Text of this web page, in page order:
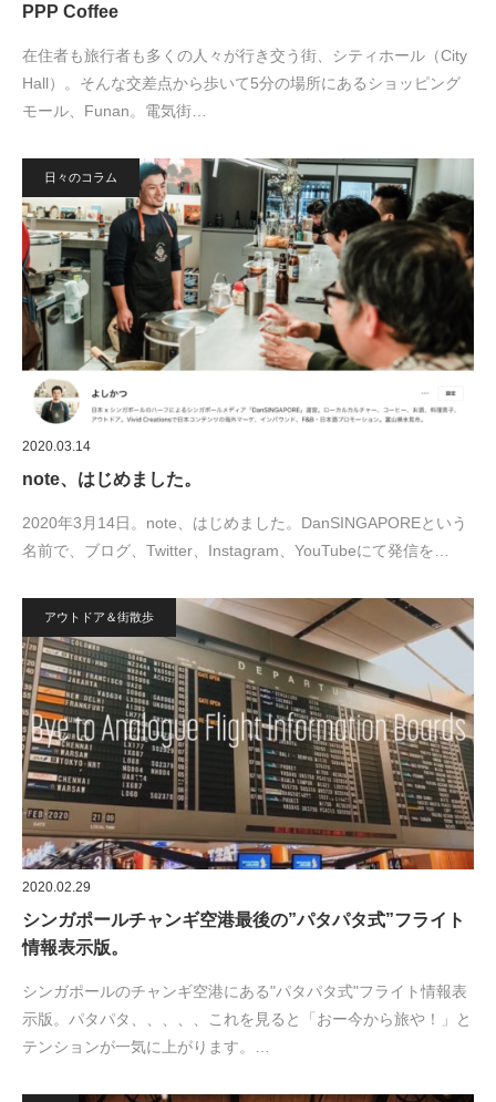
PPP Coffee
在住者も旅行者も多くの人々が行き交う街、シティホール（City
Hall）。そんな交差点から歩いて5分の場所にあるショッピング
モール、Funan。電気街…
日々のコラム
2020.03.14
note、はじめました。
2020年3月14日。note、はじめました。DanSINGAPOREという
名前で、ブログ、Twitter、Instagram、YouTubeにて発信を…
アウトドア＆街散歩
2020.02.29
シンガポールチャンギ空港最後の”パタパタ式”フライト
情報表示版。
シンガポールのチャンギ空港にある"パタパタ式"フライト情報表
示版。パタパタ、、、、、これを見ると「おー今から旅や！」と
テンションが一気に上がります。…